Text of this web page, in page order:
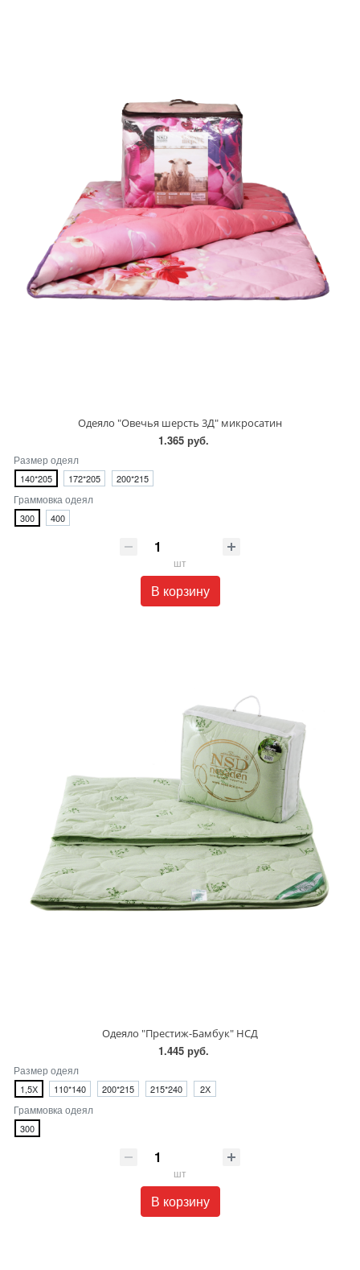
Одеяло "Овечья шерсть 3Д" микросатин
1.365 руб.
Размер одеял
140*205 172*205 200*215
Граммовка одеял
300 400
шт
В корзину
Одеяло "Престиж-Бамбук" НСД
1.445 руб.
Размер одеял
1,5Х 110*140 200*215 215*240 2Х
Граммовка одеял
300
шт
В корзину